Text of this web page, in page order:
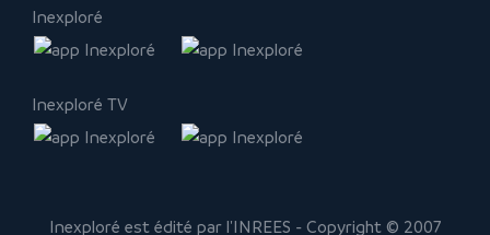
Inexploré
Inexploré TV
Inexploré est édité par l'INREES - Copyright © 2007